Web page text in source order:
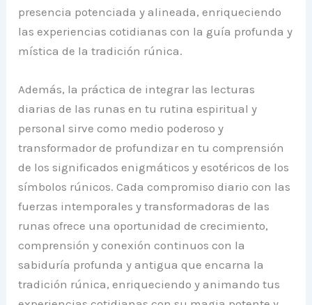
presencia potenciada y alineada, enriqueciendo
las experiencias cotidianas con la guía profunda y
mística de la tradición rúnica.
Además, la práctica de integrar las lecturas
diarias de las runas en tu rutina espiritual y
personal sirve como medio poderoso y
transformador de profundizar en tu comprensión
de los significados enigmáticos y esotéricos de los
símbolos rúnicos. Cada compromiso diario con las
fuerzas intemporales y transformadoras de las
runas ofrece una oportunidad de crecimiento,
comprensión y conexión continuos con la
sabiduría profunda y antigua que encarna la
tradición rúnica, enriqueciendo y animando tus